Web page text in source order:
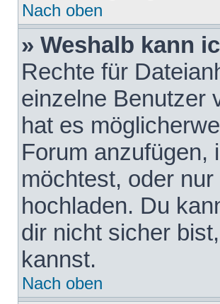
Nach oben
» Weshalb kann
Rechte für
einzelne Benutzer
hat es
Forum anzufügen,
möchtest, oder
hochladen. Du
dir nicht sicher
kannst.
Nach oben